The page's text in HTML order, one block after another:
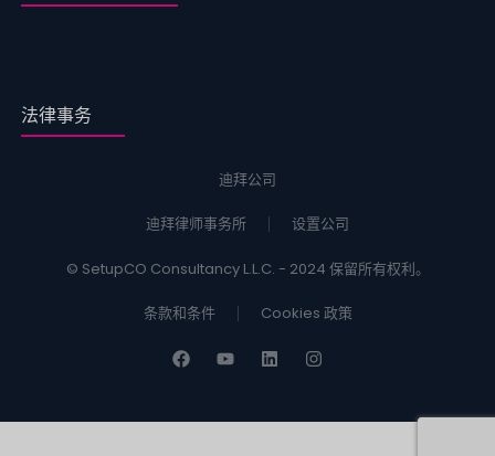
法律事务
迪拜公司
迪拜律师事务所 设置公司
© SetupCO Consultancy L.L.C. - 2024 保留所有权利。
条款和条件 Cookies 政策